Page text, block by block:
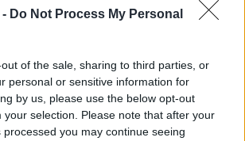
Do Not Process My Personal
of the sale, sharing to third parties, or
personal or sensitive information for
by us, please use the below opt-out
your selection. Please note that after your
you may continue seeing
Λα Μοσκέτα » στο
10:02